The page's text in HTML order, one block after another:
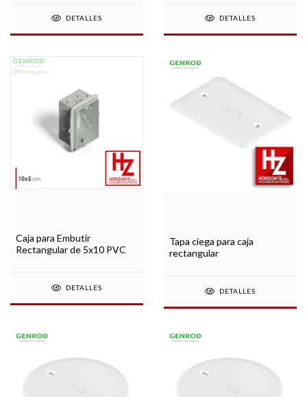
DETALLES DETALLES
Caja para Embutir
Rectangular de 5x10 PVC
DETALLES
Tapa ciega para caja
rectangular
DETALLES